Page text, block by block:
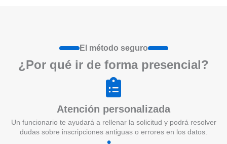
El método seguro
¿Por qué ir de formapresencial?
Atención personalizada
Un funcionario te ayudará a rellenar la solicitud y podrá resolver
dudas sobre inscripciones antiguas o errores en los datos.